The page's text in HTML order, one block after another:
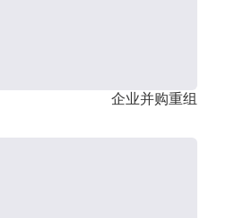
企业并购重组